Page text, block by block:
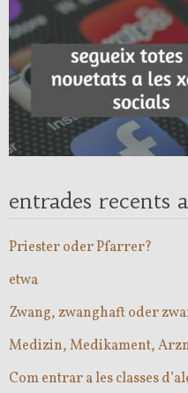
entrades recents
Priester oder Pfarrer?
etwa
Zwang, zwanghaft oder
Medizin, Medikament,
Com entrar a les classes